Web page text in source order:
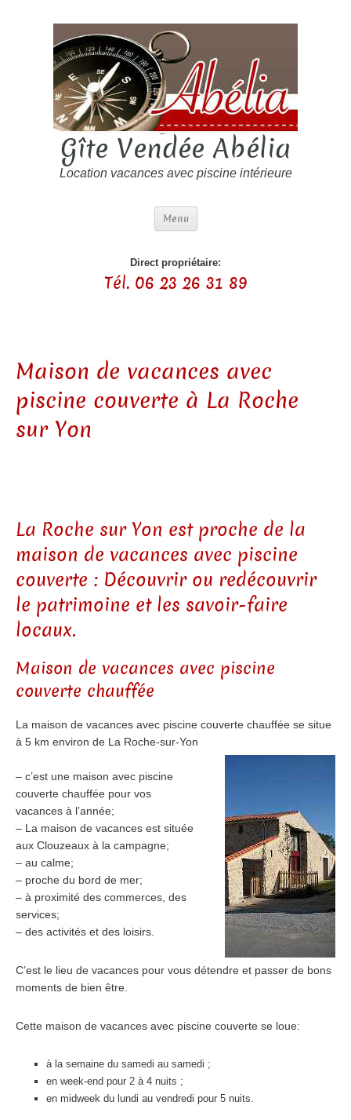
Gîte Vendée Abélia
Location vacances avec piscine intérieure
Menu
Direct propriétaire:
Tél. 06 23 26 31 89
Maison de vacances avec
piscine couverte à La Roche
sur Yon
La Roche sur Yon est proche de la
maison de vacances avec piscine
couverte : Découvrir ou redécouvrir
le patrimoine et les savoir-faire
locaux.
Maison de vacances avec piscine
couverte chauffée
La maison de vacances avec piscine couverte chauffée se situe
à 5 km environ de La Roche-sur-Yon
– c’est une maison avec piscine
couverte chauffée pour vos
vacances à l’année;
– La maison de vacances est située
aux Clouzeaux à la campagne;
– au calme;
– proche du bord de mer;
– à proximité des commerces, des
services;
– des activités et des loisirs.
C’est le lieu de vacances pour vous détendre et passer de bons
moments de bien être.
Cette maison de vacances avec piscine couverte se loue:
à la semaine du samedi au samedi ;
en week-end pour 2 à 4 nuits ;
en midweek du lundi au vendredi pour 5 nuits.